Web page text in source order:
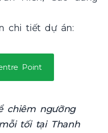
chi tiết dự án:
Point
chiêm ngưỡng
tối tại Thanh